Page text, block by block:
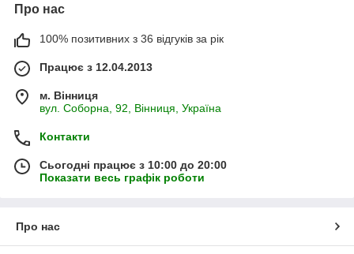
Про нас
100% позитивних з 36 відгуків за рік
Працює з 12.04.2013
м. Вінниця
вул. Соборна, 92, Вінниця, Україна
Контакти
Сьогодні працює з 10:00 до 20:00
Показати весь графік роботи
Про нас